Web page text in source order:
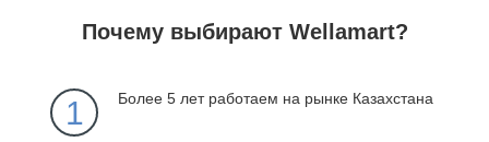
Почему выбирают Wellamart?
1 Более 5 лет работаем на рынке Казахстана